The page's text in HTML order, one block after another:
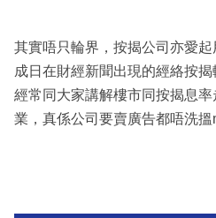
其實唔只輪界，按揭公司亦愛
成日在財經新聞出現的經絡按
經常同大家講解樓市同按揭息
業，真係公司要賣廣告都唔洗搵